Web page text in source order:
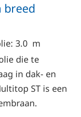
breed
3.0 m
die te
in dak- en
ST is een